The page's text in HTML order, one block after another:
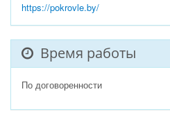
https://pokrovle.by/
Время работы
По договоренности